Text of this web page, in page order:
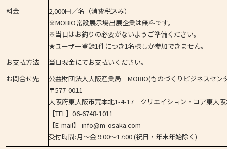
料金
2,000円／名（消費税込み）
※MOBIO常設展示場出展企業は無料です。
※当日はお釣りの必要がないようご準備ください。
★ユーザー登録1件につき1名様しか参加できません。
お支払方法
当日現金にてお支払いください。
お問合せ先
公益財団法人大阪産業局 MOBIO(ものづくりビジネスセン
〒577-0011
大阪府東大阪市荒本北1-4-17 クリエイション・コア東大
【TEL】06-6748-1011
【E-mail】 info@m-osaka.com
受付時間:月〜金 9:00〜17:00 (祝日・年末年始除く)